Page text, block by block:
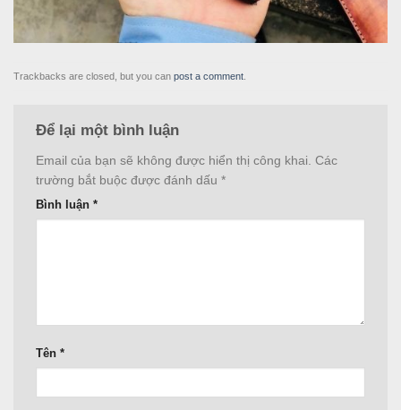
Trackbacks are closed, but you can post a comment
Để lại một bình luận
Email của bạn sẽ không được hiển thị công khai. Các
trường bắt buộc được đánh dấu *
Bình luận *
Tên *